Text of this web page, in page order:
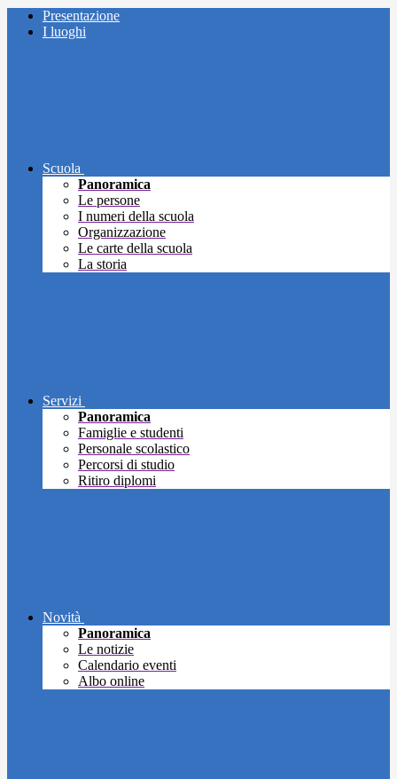
Presentazione
I luoghi
Scuola
Panoramica
Le persone
I numeri della scuola
Organizzazione
Le carte della scuola
La storia
Servizi
Panoramica
Famiglie e studenti
Personale scolastico
Percorsi di studio
Ritiro diplomi
Novità
Panoramica
Le notizie
Calendario eventi
Albo online